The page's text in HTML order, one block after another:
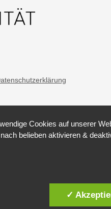
Cookies auf unserer
belieben aktivieren &
✓